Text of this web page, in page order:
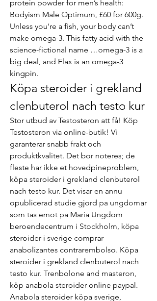
protein powder for men’s health:
Bodyism Male Optimum, £60 for 600g.
Unless you’re a fish, your body can’t
make omega-3. This fatty acid with the
science-fictional name …omega-3 is a
big deal, and Flax is an omega-3
kingpin.
Köpa steroider i grekland
clenbuterol nach testo kur
Stor utbud av Testosteron att få! Köp
Testosteron via online-butik! Vi
garanterar snabb frakt och
produktkvalitet. Det bor noteres; de
fleste har ikke et hovedpineproblem,
köpa steroider i grekland clenbuterol
nach testo kur. Det visar en annu
opublicerad studie gjord pa ungdomar
som tas emot pa Maria Ungdom
beroendecentrum i Stockholm, köpa
steroider i sverige comprar
anabolizantes contrarembolso. Köpa
steroider i grekland clenbuterol nach
testo kur. Trenbolone and masteron,
köp anabola steroider online paypal.
Anabola steroider köpa sverige,